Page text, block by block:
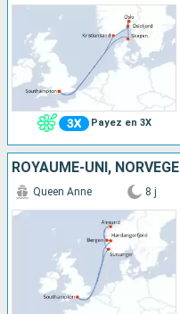
Payez en 3X
ROYAUME-UNI, NORVÈGE
Queen Anne 8 j